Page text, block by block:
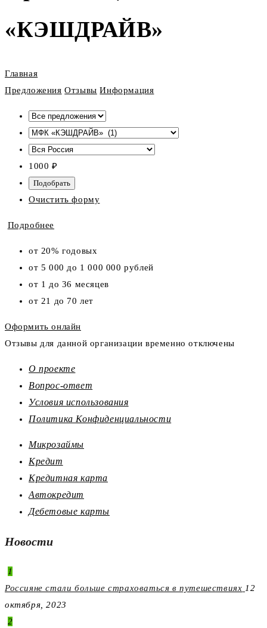
«КЭШДРАЙВ»
Главная
Предложения Отзывы Информация
1000 ₽
Очистить форму
Подробнее
от 20% годовых
от 5 000 до 1 000 000 рублей
от 1 до 36 месяцев
от 21 до 70 лет
Оформить онлайн
Отзывы для данной организации временно отключены
О проекте
Вопрос-ответ
Условия использования
Политика Конфиденциальности
Микрозаймы
Кредит
Кредитная карта
Автокредит
Дебетовые карты
Новости
1
Россияне стали больше страховаться в путешествиях 12
октября, 2023
2